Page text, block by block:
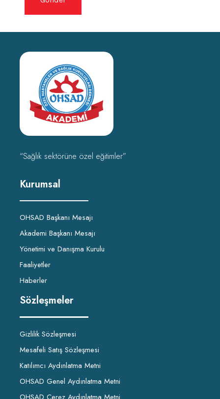
“Sağlık sektörüne özel eğitimler”
Kurumsal
OHSAD Başkanı Mesajı
Akademi Başkanı Mesajı
Yönetimi ve Danışma Kurulu
Faaliyetler
Haberler
Sözleşmeler
Gizlilik Sözleşmesi
Mesafeli Satış Sözleşmesi
Katılımcı Aydınlatma Metni
OHSAD Genel Aydınlatma Metni